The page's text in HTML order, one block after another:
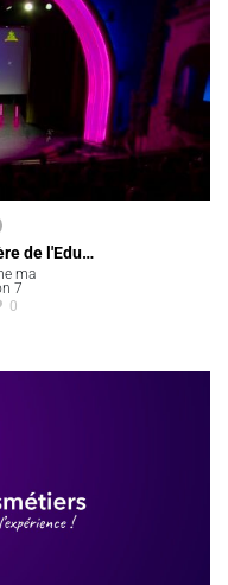
de l'Edu…
ma
7
0